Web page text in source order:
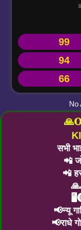
99
94
66
No
सभी
📲
📲
📢न्यू
📢राधे